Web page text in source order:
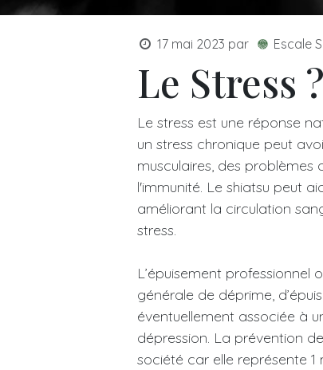
17 mai 2023 par Escale
Le Stress ?
Le stress est une réponse
un stress chronique peut
musculaires, des problèmes
l'immunité. Le shiatsu peut
améliorant la circulation
stress.
L’épuisement
générale de déprime,
éventuellement associée à
dépression. La prévention
société car elle représente